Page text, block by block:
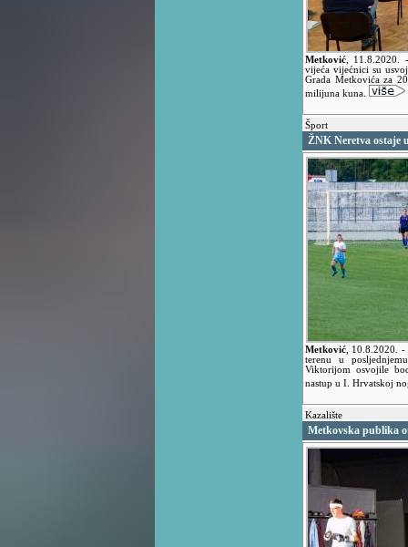
Metković 11.8.2020.
vijeća vijećnici su
Grada Metkovića za
milijuna kuna.
Šport
ŽNK Neretva ostaje
Metković 10.8.2020. -
terenu u
Viktorijom osvojile
nastup u I. Hrvatskoj
Kazalište
Metkovska publika